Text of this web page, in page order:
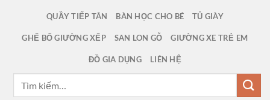
QUẦY TIẾP TÂN BÀN HỌC CHO BÉ TỦ GIÀY
GHẾ BỐ GIƯỜNG XẾP SAN LON GỖ GIƯỜNG XE TRẺ EM
ĐỒ GIA DỤNG LIÊN HỆ